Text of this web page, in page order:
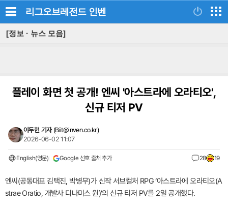
리그오브레전드 인벤
[정보 · 뉴스 모음]
플레이 화면 첫 공개! 엔씨 '아스트라에 오라티오',
신규 티저 PV
이두현 기자 (Biit@inven.co.kr)
2026-06-02 11:07
English(영문) Google 선호 출처 추가 28 19
엔씨(공동대표 김택진, 박병무)가 신작 서브컬처 RPG ‘아스트라에 오라티오(A
strae Oratio, 개발사 디나미스 원)’의 신규 티저 PV를 2일 공개했다.